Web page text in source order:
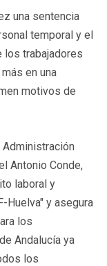
una sentencia
temporal y el
los trabajadores
en una
motivos de
Antonio Conde,
laboral y
Huelva" y asegura
los
Andalucía ya
los